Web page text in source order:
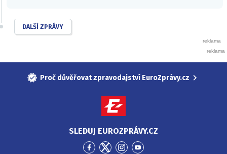
DALŠÍ ZPRÁVY
Proč důvěřovat zpravodajství EuroZprávy.cz
SLEDUJ EUROZPRÁVY.CZ
PřejítPřejítPřejítPřejít